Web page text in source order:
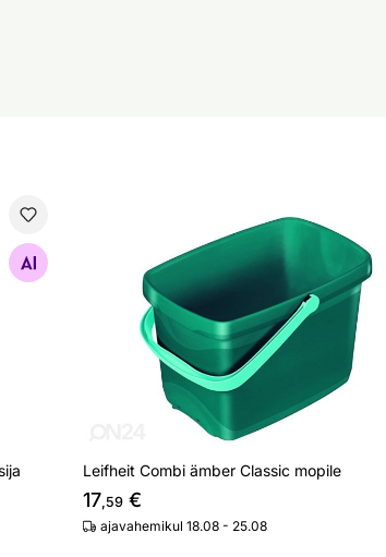
Leifheit Combi ämber Classic mopile
Otsi sarnaseid
Leifheit Combi ämber Classic mopile
17,59€
ajavahemikul 18.08 - 25.08